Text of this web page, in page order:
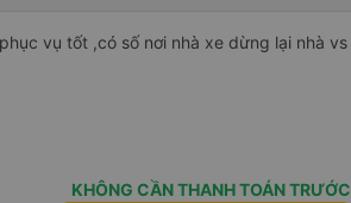
vụ tốt ,có số nơi nhà xe dừng lại nhà vs
KHÔNG CẦN THANH TOÁN TRƯỚC